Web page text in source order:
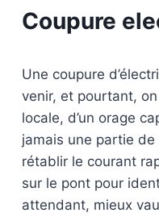
Coupure
Une coupure
venir, et pourtant,
locale, d’un orage
jamais une partie
rétablir le courant
sur le pont pour
attendant, mieux